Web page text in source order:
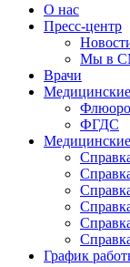
О нас
Пресс-центр
Мы в
Врачи
ФГДС
График